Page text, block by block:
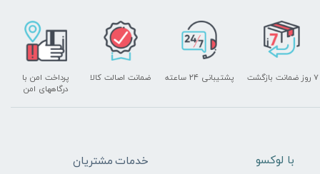
پشتیبانی ۲۴ ساعته
پرداخت امن با
درگاههای امن
۷ روز ضمانت بازگشت ضمانت اصالت کالا
خدمات مشتریان ​با لوکسو